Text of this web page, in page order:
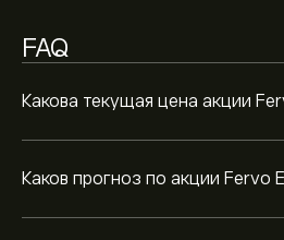
FAQ
Какова текущая цена акции
Каков прогноз по акции Fervo